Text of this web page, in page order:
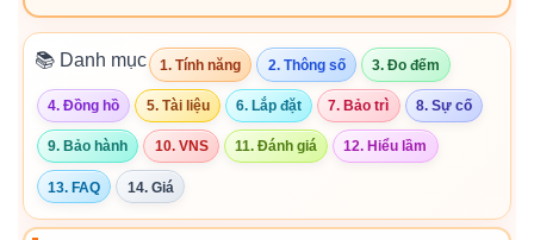
📚 Danh mục 1. Tính năng 2. Thông số 3. Đo đếm
4. Đồng hồ 5. Tài liệu 6. Lắp đặt 7. Bảo trì 8. Sự cố
9. Bảo hành 10. VNS 11. Đánh giá 12. Hiểu lầm
13. FAQ 14. Giá